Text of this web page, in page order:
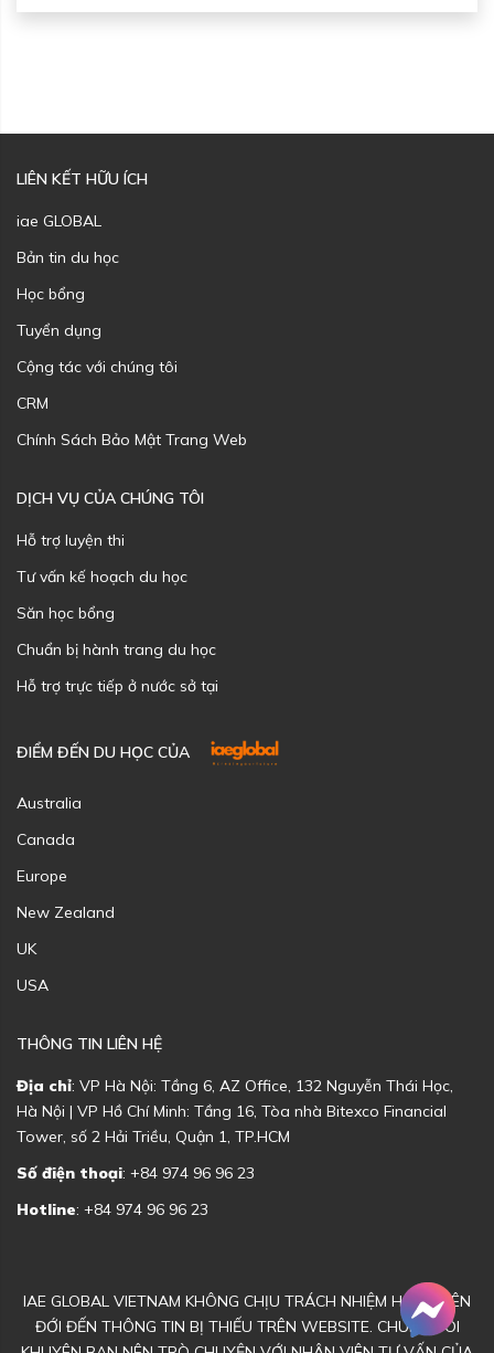
LIÊN KẾT HỮU ÍCH
iae GLOBAL
Bản tin du học
Học bổng
Tuyển dụng
Cộng tác với chúng tôi
CRM
Chính Sách Bảo Mật Trang Web
DỊCH VỤ CỦA CHÚNG TÔI
Hỗ trợ luyện thi
Tư vấn kế hoạch du học
Săn học bổng
Chuẩn bị hành trang du học
Hỗ trợ trực tiếp ở nước sở tại
ĐIỂM ĐẾN DU HỌC CỦA
Australia
Canada
Europe
New Zealand
UK
USA
THÔNG TIN LIÊN HỆ
Địa chỉ: VP Hà Nội: Tầng 6, AZ Office, 132 Nguyễn Thái Học,
Hà Nội | VP Hồ Chí Minh: Tầng 16, Tòa nhà Bitexco Financial
Tower, số 2 Hải Triều, Quận 1, TP.HCM
Số điện thoại: +84 974 96 96 23
Hotline: +84 974 96 96 23
IAE GLOBAL VIETNAM KHÔNG CHỊU TRÁCH NHIỆM HOẶC LIÊN
ĐỚI ĐẾN THÔNG TIN BỊ THIẾU TRÊN WEBSITE. CHÚNG TÔI